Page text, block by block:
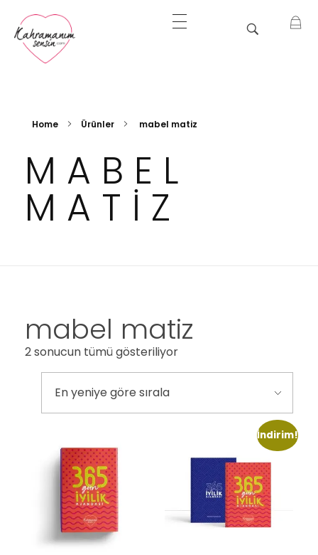
Home Ürünler mabel matiz
MABEL
MATIZ
mabel matiz
2 sonucun tümü gösteriliyor
İndirim!